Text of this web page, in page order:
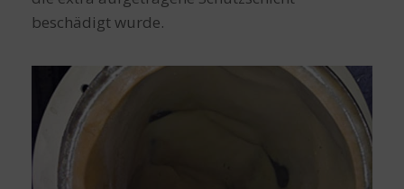
beschädigt wurde.